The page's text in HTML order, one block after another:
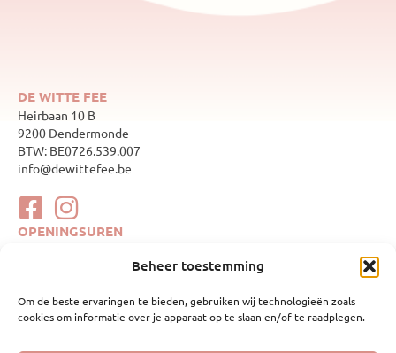
Beheer toestemming
Om de beste ervaringen te bieden, gebruiken wij technologieën zoals
cookies om informatie over je apparaat op te slaan en/of te raadplegen.
DE WITTE FEE
Heirbaan 10 B
9200 Dendermonde
BTW: BE0726.539.007
info@dewittefee.be
OPENINGSUREN
10:00–17:00
donderdag
10:00–17:00
vrijdag
10:00–17:00